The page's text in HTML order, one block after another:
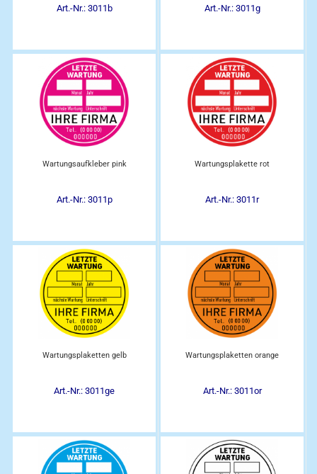
Art.-Nr.: 3011b Art.-Nr.: 3011g
Wartungsaufkleber pink
Art.-Nr.: 3011p
Wartungsplakette rot
Art.-Nr.: 3011r
Wartungsplaketten gelb
Art.-Nr.: 3011ge
Wartungsplaketten orange
Art.-Nr.: 3011or